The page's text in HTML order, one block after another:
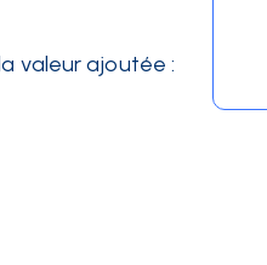
valeur ajoutée :